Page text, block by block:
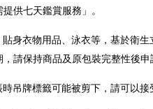
供七天鑑賞服務」。
身衣物用品、泳衣等，基於衛
請保持商品及原包裝完整性後申
吊牌標籤可能被剪下，請可以接